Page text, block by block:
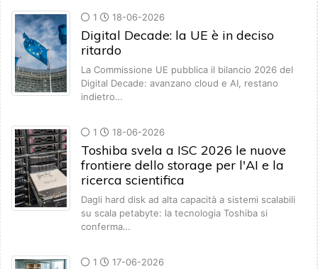
1 18-06-2026
Digital Decade: la UE è in deciso
ritardo
La Commissione UE pubblica il bilancio 2026 del
Digital Decade: avanzano cloud e AI, restano
indietro…
1 18-06-2026
Toshiba svela a ISC 2026 le nuove
frontiere dello storage per l'AI e la
ricerca scientifica
Dagli hard disk ad alta capacità a sistemi scalabili
su scala petabyte: la tecnologia Toshiba si
conferma…
1 17-06-2026